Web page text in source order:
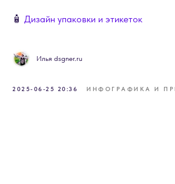
🧴 Дизайн упаковки и этикеток
Илья dsgner.ru
2025-06-25 20:36 ИНФОГРАФИКА И